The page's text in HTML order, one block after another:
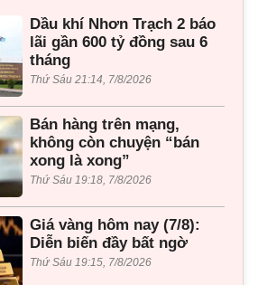
Dầu khí Nhơn Trạch 2 báo
lãi gần 600 tỷ đồng sau 6
tháng
Thứ Sáu 21:14, 7/8/2026
Bán hàng trên mạng,
không còn chuyện “bán
xong là xong”
Thứ Sáu 19:18, 7/8/2026
Giá vàng hôm nay (7/8):
Diễn biến đầy bất ngờ
Thứ Sáu 19:15, 7/8/2026